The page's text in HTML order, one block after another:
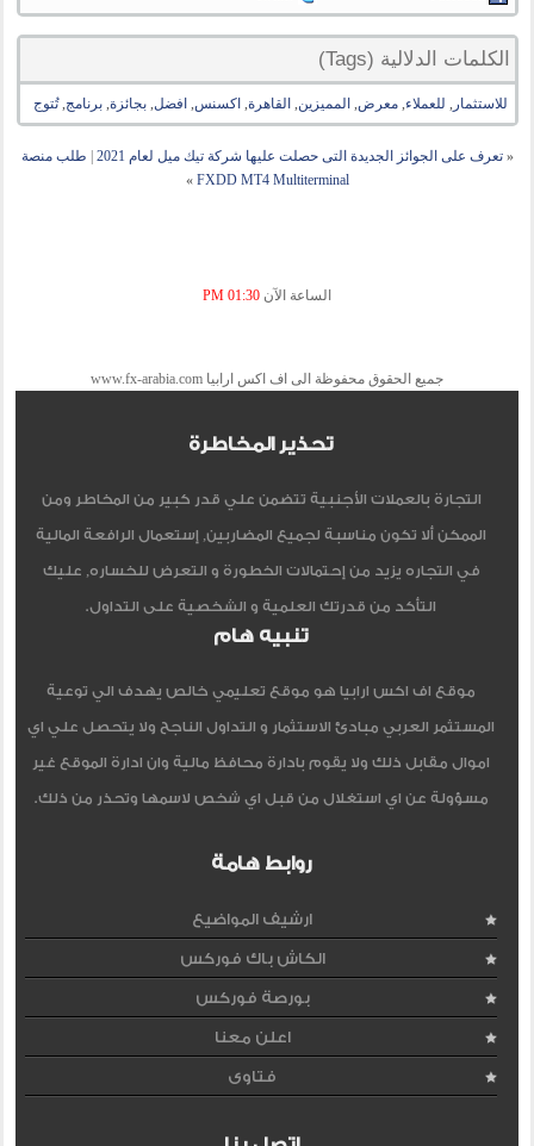
الكلمات الدلالية (Tags)
للاستثمار , للعملاء,معرض, المميزين, القاهرة, اكسنس, افضل,بجائزة,برنامج,تُتوج
« تعرف على الجوائز الجديدة التى حصلت عليها شركة تيك ميل لعام 2021
طلب منصة
FXDD MT4 Multiterminal
»
الساعة الآن 01:30 PM
جميع الحقوق محفوظة الى اف اكس ارابيا www.fx-arabia.com
تحذير المخاطرة
التجارة بالعملات الأجنبية تتضمن علي قدر كبير من المخاطر ومن
الممكن ألا تكون مناسبة لجميع المضاربين, إستعمال الرافعة المالية
في التجاره يزيد من إحتمالات الخطورة و التعرض للخساره, عليك
التأكد من قدرتك العلمية و الشخصية على التداول.
تنبيه هام
موقع اف اكس ارابيا هو موقع تعليمي خالص يهدف الي توعية
المستثمر العربي مبادئ الاستثمار و التداول الناجح ولا يتحصل علي اي
اموال مقابل ذلك ولا يقوم بادارة محافظ مالية وان ادارة الموقع غير
مسؤولة عن اي استغلال من قبل اي شخص لاسمها وتحذر من ذلك.
روابط هامة
ارشيف المواضيع
الكاش باك فوركس
بورصة فوركس
اعلن معنا
فتاوى